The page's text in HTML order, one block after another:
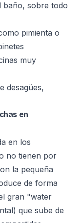
baño, sobre todo
pimienta o
muy
desagües,
en
en los
no tienen por
la pequeña
de forma
gran "water
que sube de